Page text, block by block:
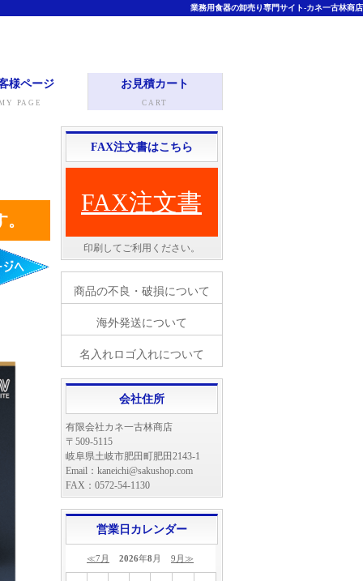
業務用食器の卸売り専門サイト-カネ一古林商店
様ページ
PAGE
お見積カート
CART
FAX注文書はこちら
FAX注文書
印刷してご利用ください。
商品の不良・破損について
海外発送について
名入れロゴ入れについて
会社住所
有限会社カネ一古林商店
〒509-5115
岐阜県土岐市肥田町肥田2143-1
Email：kaneichi@sakushop.com
FAX：0572-54-1130
営業日カレンダー
≪7月 2026年8 月 9月≫